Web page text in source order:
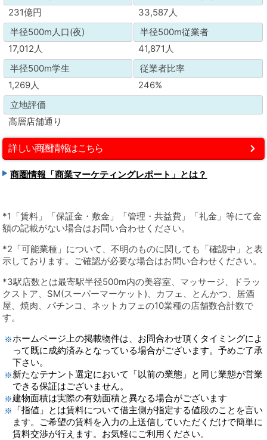
231億円
33,587人
半径500m人口(夜)
半径500m従業者
17,012人
41,871人
半径500m学生
従業者比率
1,269人
246%
立地評価
高層店舗通り
詳しい商圏情報はこちら
商圏情報「商業マーケティングレポート」とは？
*1「賃料」「保証金・敷金」「管理・共益費」「礼金」等にて金
額の記載がない場合はお問い合わせください。
*2「可能業種」について、不明のものに関しても「確認中」と表
示しております。ご確認が必要な場合はお問い合わせください。
*3駅店数とは最寄駅半径500m内の美容室、マッサージ、ドラッ
クストア、SM(スーパーマーケット)、カフェ、とんかつ、居酒
屋、焼肉、パチンコ、ネットカフェの10業種の店舗数合計数で
す。
ホームページ上の掲載物件は、お問合わせ頂くタイミングによ
って既に成約済みとなっている場合がございます。予めご了承
下さい。
新たなテナント選定において「以前の業態」と同じ業態が営業
できる保証はございません。
建物面積は実際の有効面積と異なる場合がございます
「指値」とは賃料について借主側が指定する値段のことを言い
ます。ご希望の賃料を入力の上送信していただくだけで簡単に
賃料交渉が行えます。お気軽にご利用ください。